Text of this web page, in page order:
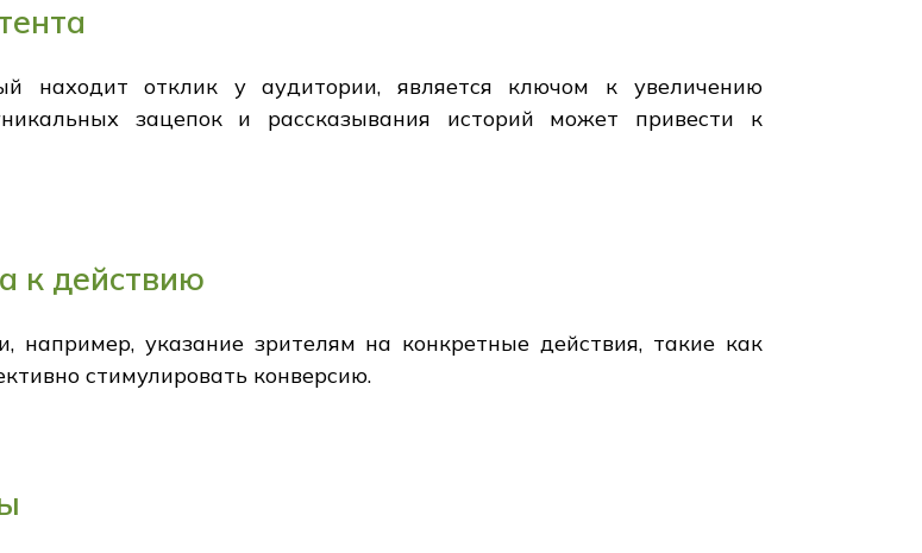
находит отклик у аудитории, является ключом к увеличению
зацепок и рассказывания историй может привести к
к действию
указание зрителям на конкретные действия, такие как
стимулировать конверсию.